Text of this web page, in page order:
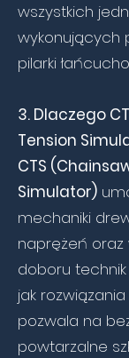
wszystkich
wykonujących
pilarki
3. Dlaczego
Tension
CTS
Simulator)
mechaniki
naprężeń oraz
doboru
jak
pozwala na
powtarzalne